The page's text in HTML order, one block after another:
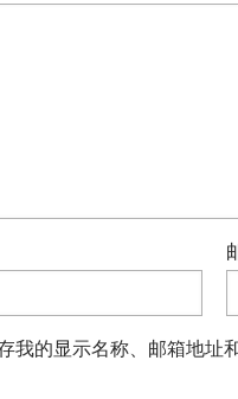
我的显示名称、邮箱地址